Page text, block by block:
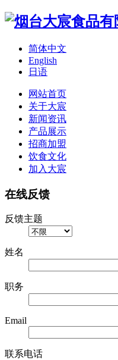
简体中文
English
日语
网站首页
关于大宸
新闻资讯
产品展示
招商加盟
饮食文化
加入大宸
在线反馈
反馈主题
姓名
职务
Email
联系电话